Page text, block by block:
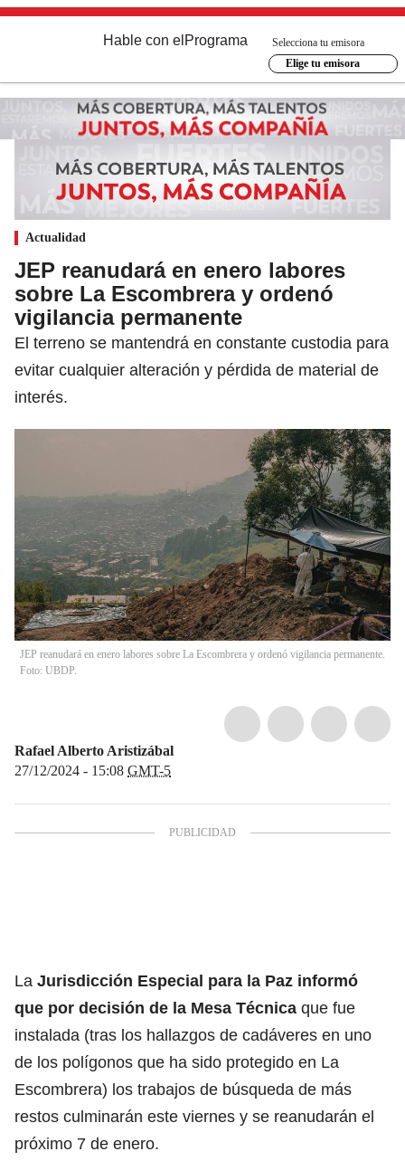
Hable con el Programa
Selecciona tu emisora
Elige tu emisora
Actualidad
JEP reanudará en enero labores
sobre La Escombrera y ordenó
vigilancia permanente
El terreno se mantendrá en constante custodia para
evitar cualquier alteración y pérdida de material de
interés.
JEP reanudará en enero labores sobre La Escombrera y ordenó vigilancia permanente.
Foto: UBDP.
Rafael Alberto Aristizábal
27/12/2024 - 15:08 GMT-5
La Jurisdicción Especial para la Paz informó
que por decisión de la Mesa Técnica que fue
instalada (tras los hallazgos de cadáveres en uno
de los polígonos que ha sido protegido en La
Escombrera) los trabajos de búsqueda de más
restos culminarán este viernes y se reanudarán el
próximo 7 de enero.